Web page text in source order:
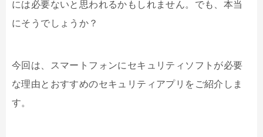
には必要ないと思われるかもしれません。でも、本当
にそうでしょうか？
今回は、スマートフォンにセキュリティソフトが必要
な理由とおすすめのセキュリティアプリをご紹介しま
す。